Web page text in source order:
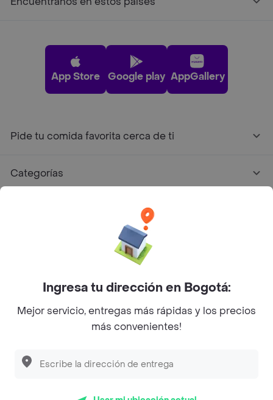
Descubre las PROMOCIONES que tenemos
App Store Google play AppGallery
Pide tu comida favorita cerca de ti
Categorías
Facebook
Twitter
Instagram
©2026Rappi Inc. All rights reserved.
Ingresa tu dirección en Bogotá:
Mejor servicio, entregas más rápidas y los precios
más convenientes!